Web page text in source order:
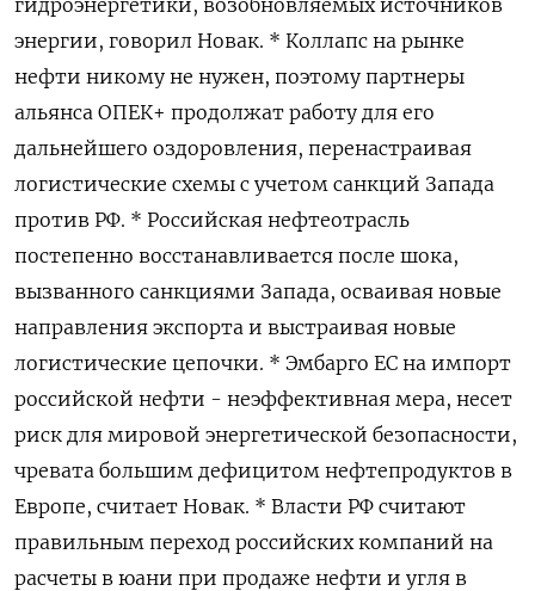
энергии, говорил Новак. * Коллапс на рынке
нефти никому не нужен, поэтому партнеры
альянса ОПЕК+ продолжат работу для его
дальнейшего оздоровления, перенастраивая
логистические схемы с учетом санкций Запада
против РФ. * Российская нефтеотрасль
постепенно восстанавливается после шока,
вызванного санкциями Запада, осваивая новые
направления экспорта и выстраивая новые
логистические цепочки. * Эмбарго ЕС на импорт
российской нефти - неэффективная мера, несет
риск для мировой энергетической безопасности,
чревата большим дефицитом нефтепродуктов в
Европе, считает Новак. * Власти РФ считают
правильным переход российских компаний на
расчеты в юани при продаже нефти и угля в